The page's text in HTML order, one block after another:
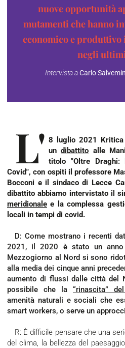
nuove opportunità
mutamenti che hanno
economico e produttivo
negli
Intervista aCarlo
L' 8 luglio 2021 Kritica
undibattito alle
titolo "Oltre Draghi:
Covid", con ospiti il professore
Bocconi e il sindaco di Lecce
dibattito abbiamo intervistato il
meridionale e la complessa
locali in tempi di covid.
D: Come mostrano i recenti
2021, il 2020 è stato un
Mezzogiorno al Nord si sono
alla media dei cinque anni
aumento di flussi dalle città del
possibile che la “rinascita”
amenità naturali e sociali che
smart workers, o serve un
R: È difficile pensare che una serie di costanti, quali la mitezza
del clima, la bellezza del